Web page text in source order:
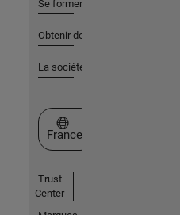
Se former
Obtenir de l'aide
La société
Sélectionner un site web
France
Trust
Center